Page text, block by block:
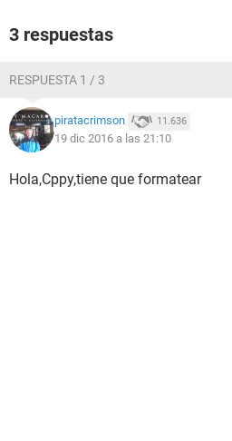
3 respuestas
RESPUESTA 1 / 3
piratacrimson 11.636
19 dic 2016 a las 21:10
Hola,Cppy,tiene que formatear